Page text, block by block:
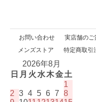
お問い合わせ 実店舗のご
メンズストア
特定商取引
2026年8月
日 月 火 水木金土
1
2 3 4 5 6 7 8